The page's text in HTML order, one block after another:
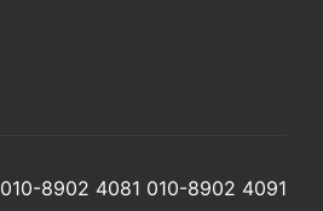
010-8902 4081 010-8902 4091